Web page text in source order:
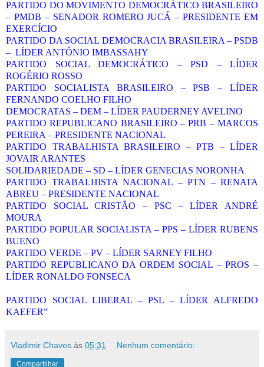
PARTIDO DO MOVIMENTO DEMOCRÁTICO BRASILEIRO
– PMDB – SENADOR ROMERO JUCÁ – PRESIDENTE EM
EXERCÍCIO
PARTIDO DA SOCIAL DEMOCRACIA BRASILEIRA – PSDB
– LÍDER ANTÔNIO IMBASSAHY
PARTIDO SOCIAL DEMOCRÁTICO – PSD – LÍDER
ROGÉRIO ROSSO
PARTIDO SOCIALISTA BRASILEIRO – PSB – LÍDER
FERNANDO COELHO FILHO
DEMOCRATAS – DEM – LÍDER PAUDERNEY AVELINO
PARTIDO REPUBLICANO BRASILEIRO – PRB – MARCOS
PEREIRA – PRESIDENTE NACIONAL
PARTIDO TRABALHISTA BRASILEIRO – PTB – LÍDER
JOVAIR ARANTES
SOLIDARIEDADE – SD – LÍDER GENECIAS NORONHA
PARTIDO TRABALHISTA NACIONAL – PTN – RENATA
ABREU – PRESIDENTE NACIONAL
PARTIDO SOCIAL CRISTÃO – PSC – LÍDER ANDRÉ
MOURA
PARTIDO POPULAR SOCIALISTA – PPS – LÍDER RUBENS
BUENO
PARTIDO VERDE – PV – LÍDER SARNEY FILHO
PARTIDO REPUBLICANO DA ORDEM SOCIAL – PROS –
LÍDER RONALDO FONSECA
PARTIDO SOCIAL LIBERAL – PSL – LÍDER ALFREDO
KAEFER”
Vladimir Chaves às 05:31 Nenhum comentário:
Compartilhar